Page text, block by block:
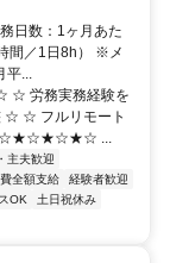
日数：1ヶ月あた
間／1日8h） ※メ
平...
務実務経験を
☆ ☆ フルリモート
...
主夫歓迎
全額支給
経験者歓迎
OK
土日祝休み